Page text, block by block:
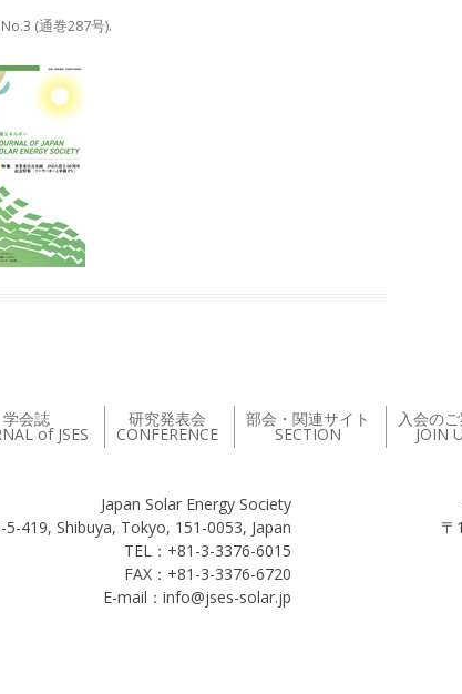
(通巻287号).
学会誌
of JSES
研究発表会
CONFERENCE
部会・関連サイト
SECTION
入会の
JOIN
〒
Japan Solar Energy Society
419, Shibuya, Tokyo, 151-0053, Japan
TEL：+81-3-3376-6015
FAX：+81-3-3376-6720
E-mail：info@jses-solar.jp